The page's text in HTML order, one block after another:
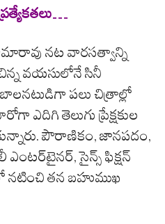
నట వారసత్వాన్ని
చిన్న వయసులోనే సినీ
పలు చిత్రాల్లో
ఎదిగి తెలుగు ప్రేక్షకుల
పౌరాణికం, జానపదం,
సైన్స్ ఫిక్షన్
నటించి తన బహుముఖ